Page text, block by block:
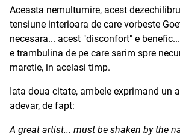
Aceasta nemultumire, acest
tensiune interioara de care vorbeste
necesara... acest "disconfort" e
e trambulina de pe care sarim spre
maretie, in acelasi timp.
Iata doua citate, ambele exprimand un
adevar, de fapt:
A great artist... must be shaken by the